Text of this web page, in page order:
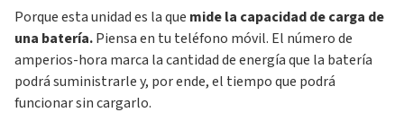
Porque esta unidad es la que mide la capacidad de carga de
una batería.Piensa en tu teléfono móvil. El número de
amperios-hora marca la cantidad de energía que la batería
podrá suministrarle y, por ende, el tiempo que podrá
funcionar sin cargarlo.